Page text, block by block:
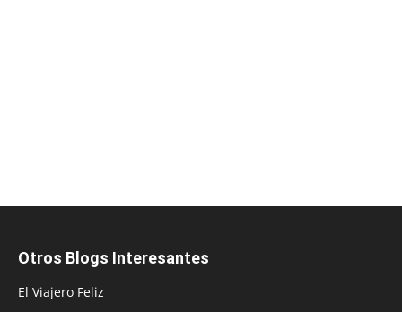
Otros Blogs Interesantes
El Viajero Feliz